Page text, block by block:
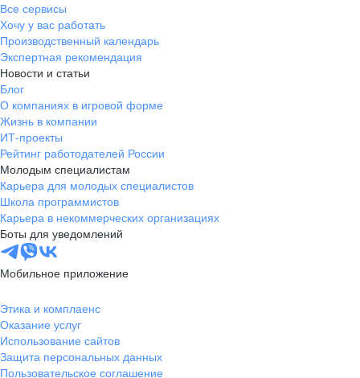
Все сервисы
Хочу у вас работать
Производственный календарь
Экспертная рекомендация
Новости и статьи
Блог
О компаниях в игровой форме
Жизнь в компании
ИТ-проекты
Рейтинг работодателей России
Молодым специалистам
Карьера для молодых специалистов
Школа программистов
Карьера в некоммерческих организациях
Боты для уведомлений
Мобильное приложение
Этика и комплаенс
Оказание услуг
Использование сайтов
Защита персональных данных
Пользовательское соглашение